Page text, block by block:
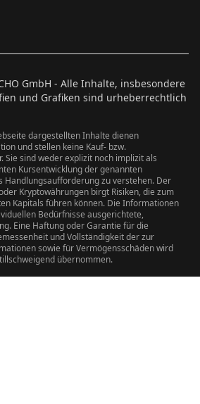
GmbH - Alle Inhalte, insbesondere
und Grafiken sind urheberrechtlich
dargestellten Inhalte dienen
und stellen keine Kauf- bzw.
Sie sind weder explizit noch implizit als
Kursentwicklung der genannten
Handlungsaufforderung zu verstehen. Der
Kryptowährungen birgt Risiken, die zum
Kapitals führen können. Die Informationen
Bedürfnisse ausgerichtete,
Eine Haftung oder Garantie für die
und Vollständigkeit der zur
sowie für Vermögensschäden wird
übernommen.